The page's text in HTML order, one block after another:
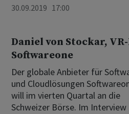
30.09.2019 17:00
Daniel von Stockar,
Softwareone
Der globale Anbieter für
und Cloudlösungen
will im vierten Quartal an die
Schweizer Börse. Im Interview